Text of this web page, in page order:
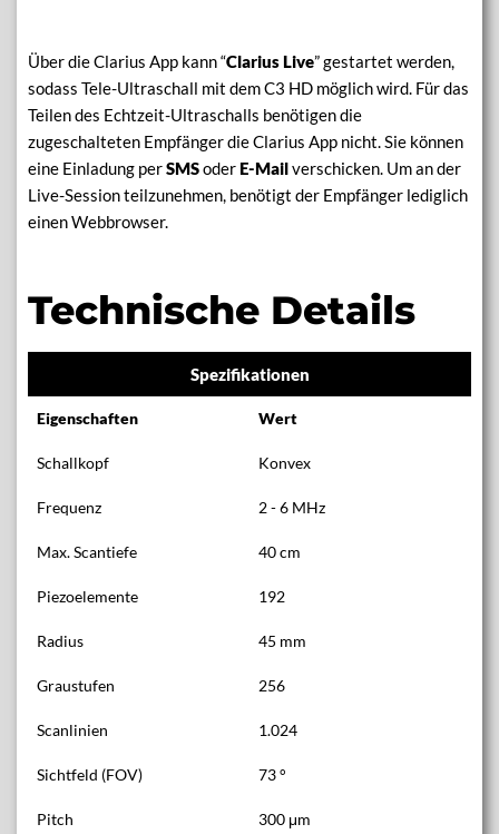
Über die Clarius App kann “Clarius Live” gestartet werden,
sodass Tele-Ultraschall mit dem C3 HD möglich wird. Für das
Teilen des Echtzeit-Ultraschalls benötigen die
zugeschalteten Empfänger die Clarius App nicht. Sie können
eine Einladung perSMSoderE-Mailverschicken. Um an der
Live-Session teilzunehmen, benötigt der Empfänger lediglich
einen Webbrowser.
Technische Details
Spezifikationen
Eigenschaften Wert
Schallkopf Konvex
Frequenz 2 - 6 MHz
Max. Scantiefe 40 cm
Piezoelemente 192
Radius 45 mm
Graustufen 256
Scanlinien 1.024
Sichtfeld (FOV) 73 °
Pitch 300 μm